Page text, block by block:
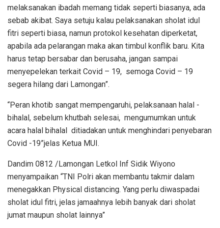
melaksanakan ibadah memang tidak seperti biasanya, ada
sebab akibat. Saya setuju kalau pelaksanakan sholat idul
fitri seperti biasa, namun protokol kesehatan diperketat,
apabila ada pelarangan maka akan timbul konflik baru. Kita
harus tetap bersabar dan berusaha, jangan sampai
menyepelekan terkait Covid – 19, semoga Covid – 19
segera hilang dari Lamongan”.
“Peran khotib sangat mempengaruhi, pelaksanaan halal -
bihalal, sebelum khutbah selesai, mengumumkan untuk
acara halal bihalal ditiadakan untuk menghindari penyebaran
Covid -19”jelas Ketua MUI.
Dandim 0812 /Lamongan Letkol Inf Sidik Wiyono
menyampaikan “TNI Polri akan membantu takmir dalam
menegakkan Physical distancing. Yang perlu diwaspadai
sholat idul fitri, jelas jamaahnya lebih banyak dari sholat
jumat maupun sholat lainnya”